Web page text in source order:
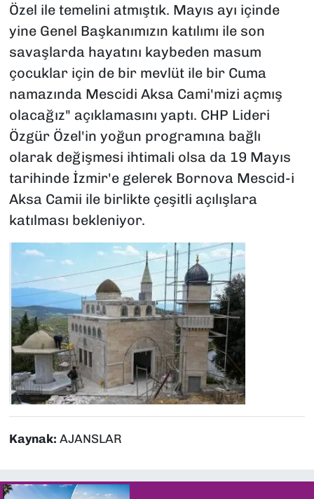
Özel ile temelini atmıştık. Mayıs ayı içinde
yine Genel Başkanımızın katılımı ile son
savaşlarda hayatını kaybeden masum
çocuklar için de bir mevlüt ile bir Cuma
namazında Mescidi Aksa Cami'mizi açmış
olacağız" açıklamasını yaptı. CHP Lideri
Özgür Özel'in yoğun programına bağlı
olarak değişmesi ihtimali olsa da 19 Mayıs
tarihinde İzmir'e gelerek Bornova Mescid-i
Aksa Camii ile birlikte çeşitli açılışlara
katılması bekleniyor.
Kaynak: AJANSLAR